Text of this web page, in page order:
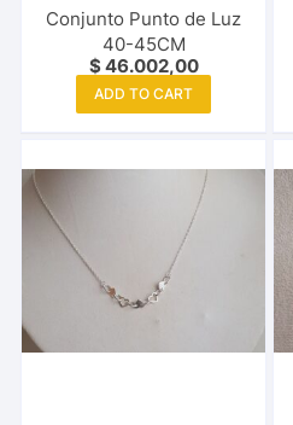
Conjunto Punto de Luz
40-45CM
$46.002,00
ADD TO CART